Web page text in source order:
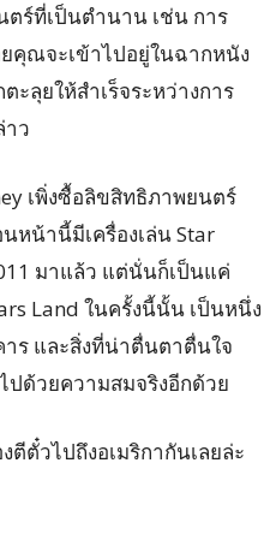
ร์ที่เป็นตำนาน เช่น การ
คุณจะเข้าไปอยู่ในฉากหนัง
ะลุยให้สำเร็จระหว่างการ
าว
เพิ่งซื้อลิขสิทธิภาพยนตร์
หน้านี้มีเครื่องเล่นStar
มาแล้ว แต่นั่นก็เป็นแค่
Land ในครั้งนี้นั้น เป็นหนึ่ง
ร และสิ่งที่น่าตื่นตาตื่นใจ
ปด้วยความสมจริงอีกด้วย
ตีตั๋วไปถึงอเมริกากันเลยล่ะ